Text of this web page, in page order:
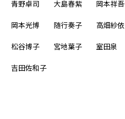
青野卓司 大島春紫 岡本祥吾
岡本光博 随行奏子 高畑紗依
松谷博子 宮地葉子 室田泉
吉田佐和子